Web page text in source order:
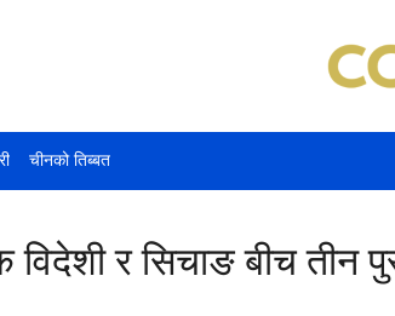
चीनको तिब्बत
र सिचाङ बीच तीन